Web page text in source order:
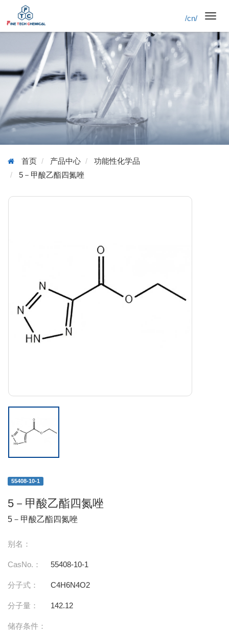
/cn/
首页 产品中心
功能性化学品
5－甲酸乙酯四氮唑
55408-10-1
5－甲酸乙酯四氮唑
5－甲酸乙酯四氮唑
别名：
CasNo.： 55408-10-1
分子式： C4H6N4O2
分子量： 142.12
储存条件：